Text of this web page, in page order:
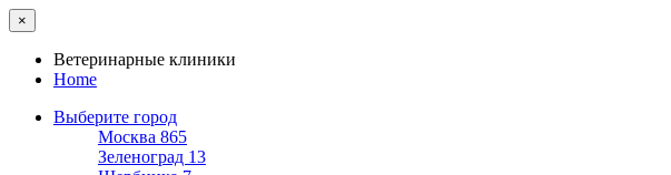
×
Ветеринарные клиники
Home
Выберите город
Москва 865
Зеленоград 13